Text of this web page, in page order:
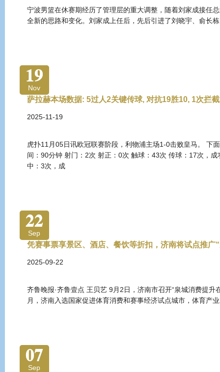
宁波男篮在休赛期经历了管理层的重大调整，随着刘家成接任
全新的思路和变化。刘家成上任后，先后引进了刘晓宇、俞长
19
Nov
萨拉赫本场数据: 5过人2关键传球, 对抗19胜10, 1次拦截
2025-11-19
虎扑11月05日讯欧冠联赛阶段，利物浦主场1-0击败皇马。 下
间：90分钟 射门：2次 射正：0次 触球：43次 传球：17次，
中：3次，成
22
Sep
凭赛事票享景区、酒店、餐饮等折扣，济南将试点推广
2025-09-22
齐鲁晚报·齐鲁壹点 王贝艺 9月2日，济南市召开“泉城消费提升
月，济南入选国家促进体育消费和赛事经济试点城市，体育产
07
Sep